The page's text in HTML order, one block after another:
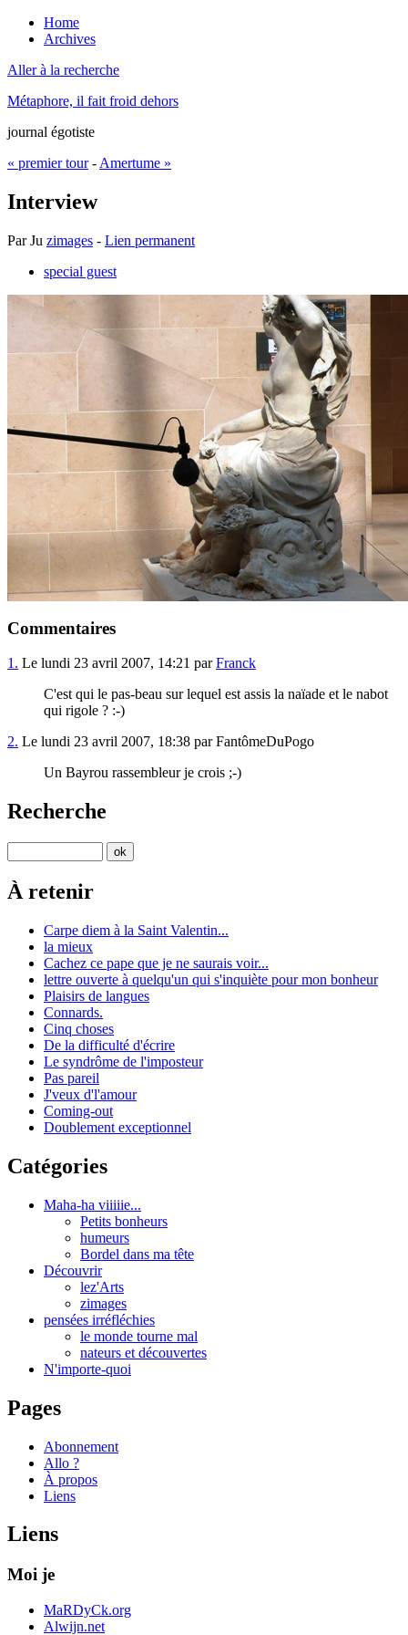
Home
Archives
Aller à la recherche
Métaphore, il fait froid dehors
journal égotiste
« premier tour - Amertume »
Interview
ParJu zimages - Lien permanent
special guest
Commentaires
1. Le lundi 23 avril 2007, 14:21 parFranck
C'est qui le pas-beau sur lequel est assis la naïade et le nabot
qui rigole ? :-)
2. Le lundi 23 avril 2007, 18:38 par FantômeDuPogo
Un Bayrou rassembleur je crois ;-)
Recherche
À retenir
Carpe diem à la Saint Valentin...
la mieux
Cachez ce pape que je ne saurais voir...
lettre ouverte à quelqu'un qui s'inquiète pour mon bonheur
Plaisirs de langues
Connards.
Cinq choses
De la difficulté d'écrire
Le syndrôme de l'imposteur
Pas pareil
J'veux d'l'amour
Coming-out
Doublement exceptionnel
Catégories
Maha-ha viiiiie...
Petits bonheurs
humeurs
Bordel dans ma tête
Découvrir
lez'Arts
zimages
pensées irréfléchies
le monde tourne mal
nateurs et découvertes
N'importe-quoi
Pages
Abonnement
Allo ?
À propos
Liens
Liens
Moi je
MaRDyCk.org
Alwijn.net